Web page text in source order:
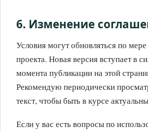
6. Изменение
Условия могут обновляться по мере
проекта. Новая версия вступает в
момента публикации на этой
Рекомендую периодически
текст, чтобы быть в курсе
Если у вас есть вопросы по